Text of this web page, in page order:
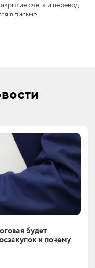
счета и перевод
в письме.
будет
и почему